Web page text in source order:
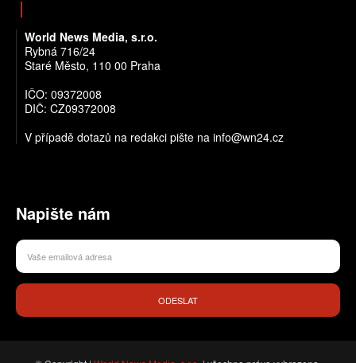
World News Media, s.r.o.
Rybná 716/24
Staré Město, 110 00 Praha
IČO: 09372008
DIČ: CZ09372008
V případě dotazů na redakci pište na info@wn24.cz
Napište nám
ODESLAT